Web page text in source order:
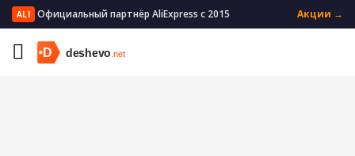
ALI Официальный партнёр AliExpress с 2015 Акции →
Главная Мать и ребенок
Тарелки